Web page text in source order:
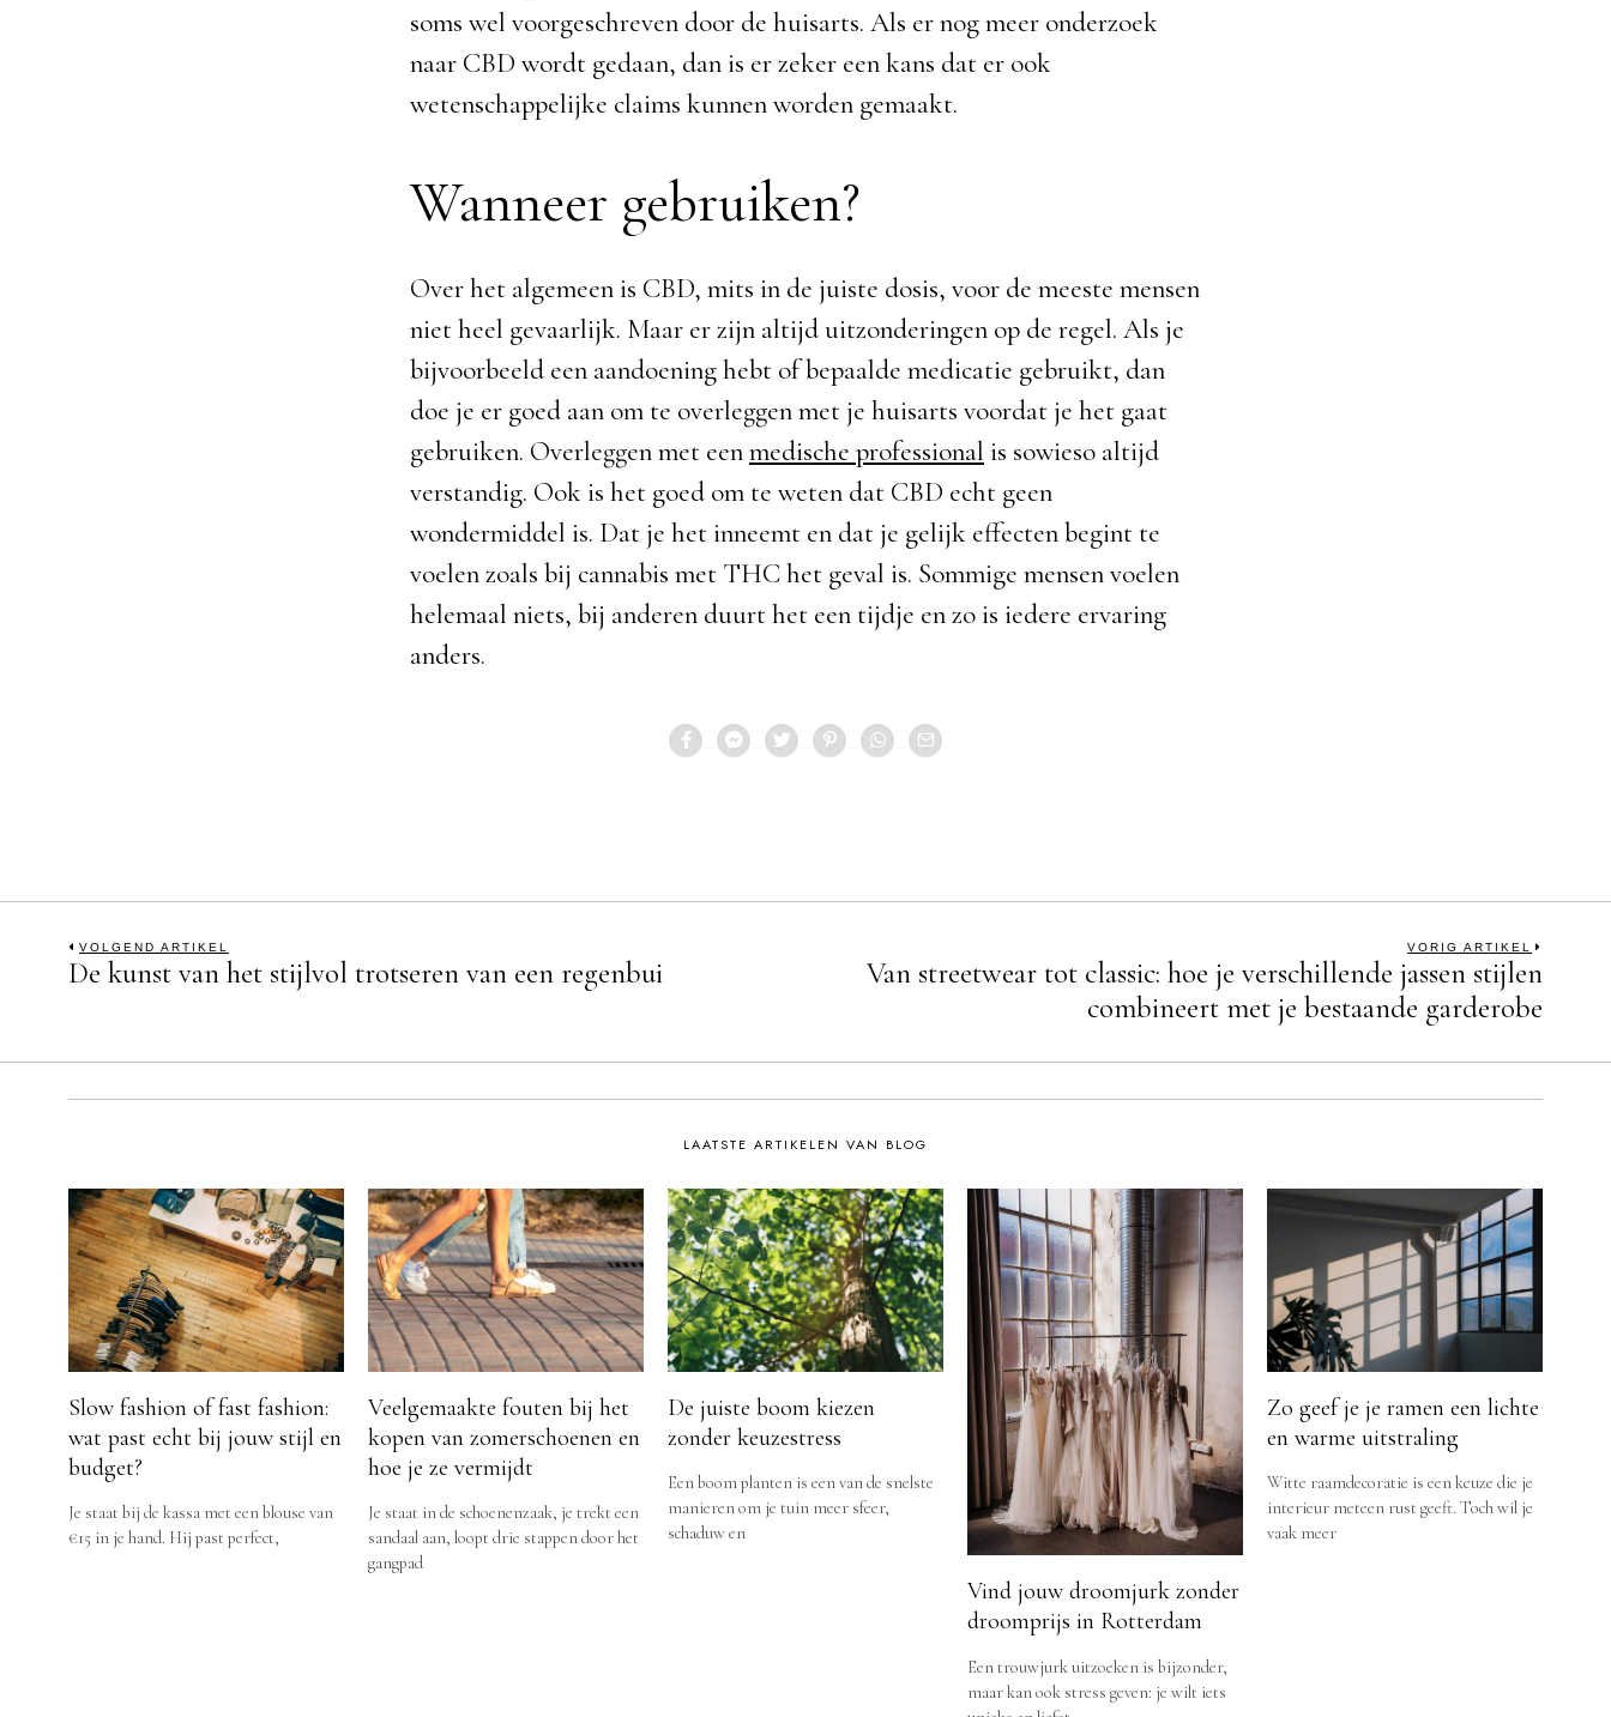
soms wel voorgeschreven door de huisarts. Als er nog meer onderzoek
naar CBD wordt gedaan, dan is er zeker een kans dat er ook
wetenschappelijke claims kunnen worden gemaakt.
Wanneer gebruiken?
Over het algemeen is CBD, mits in de juiste dosis, voor de meeste mensen
niet heel gevaarlijk. Maar er zijn altijd uitzonderingen op de regel. Als je
bijvoorbeeld een aandoening hebt of bepaalde medicatie gebruikt, dan
doe je er goed aan om te overleggen met je huisarts voordat je het gaat
gebruiken. Overleggen met eenmedische professional is sowieso altijd
verstandig. Ook is het goed om te weten dat CBD echt geen
wondermiddel is. Dat je het inneemt en dat je gelijk effecten begint te
voelen zoals bij cannabis met THC het geval is. Sommige mensen voelen
helemaal niets, bij anderen duurt het een tijdje en zo is iedere ervaring
anders.
Bericht
VOLGEND ARTIKEL
Previous
De kunst van het stijlvol trotseren van een regenbui
VORIG ARTIKEL
Van streetwear tot classic: hoe je verschillende jassen stijlen
combineert met je bestaande garderobe
LAATSTE ARTIKELEN VAN BLOG
Slow fashion of fast fashion:
wat past echt bij jouw stijl en
budget?
Je staat bij de kassa met een blouse van
€15 in je hand. Hij past perfect,
Veelgemaakte fouten bij het
kopen van zomerschoenen en
hoe je ze vermijdt
Je staat in de schoenenzaak, je trekt een
sandaal aan, loopt drie stappen door het
gangpad
De juiste boom kiezen
zonder keuzestress
Een boom planten is een van de snelste
manieren om je tuin meer sfeer,
schaduw en
Vind jouw droomjurk zonder
droomprijs in Rotterdam
Een trouwjurk uitzoeken is bijzonder,
maar kan ook stress geven: je wilt iets
Zo geef je je ramen een lichte
en warme uitstraling
Witte raamdecoratie is een keuze die je
interieur meteen rust geeft. Toch wil je
vaak meer